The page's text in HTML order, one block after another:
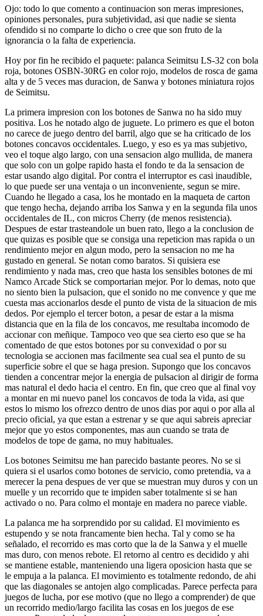
Ojo: todo lo que comento a continuacion son meras impresiones,
opiniones personales, pura subjetividad, asi que nadie se sienta
ofendido si no comparte lo dicho o cree que son fruto de la
ignorancia o la falta de experiencia.
Hoy por fin he recibido el paquete: palanca Seimitsu LS-32 con bola
roja, botones OSBN-30RG en color rojo, modelos de rosca de gama
alta y de 5 veces mas duracion, de Sanwa y botones miniatura rojos
de Seimitsu.
La primera impresion con los botones de Sanwa no ha sido muy
positiva. Los he notado algo de juguete. Lo primero es que el boton
no carece de juego dentro del barril, algo que se ha criticado de los
botones concavos occidentales. Luego, y eso es ya mas subjetivo,
veo el toque algo largo, con una sensacion algo mullida, de manera
que solo con un golpe rapido hasta el fondo te da la sensacion de
estar usando algo digital. Por contra el interruptor es casi inaudible,
lo que puede ser una ventaja o un inconveniente, segun se mire.
Cuando he llegado a casa, los he montado en la maqueta de carton
que tengo hecha, dejando arriba los Sanwa y en la segunda fila unos
occidentales de IL, con micros Cherry (de menos resistencia).
Despues de estar trasteandole un buen rato, llego a la conclusion de
que quizas es posible que se consiga una repeticion mas rapida o un
rendimiento mejor en algun modo, pero la sensacion no me ha
gustado en general. Se notan como baratos. Si quisiera ese
rendimiento y nada mas, creo que hasta los sensibles botones de mi
Namco Arcade Stick se comportarian mejor. Por lo demas, noto que
no siento bien la pulsacion, que el sonido no me convence y que me
cuesta mas accionarlos desde el punto de vista de la situacion de mis
dedos. Por ejemplo el tercer boton, a pesar de estar a la misma
distancia que en la fila de los concavos, me resultaba incomodo de
accionar con meñique. Tampoco veo que sea cierto eso que se ha
comentado de que estos botones por su convexidad o por su
tecnologia se accionen mas facilmente sea cual sea el punto de su
superficie sobre el que se haga presion. Supongo que los concavos
tienden a concentrar mejor la energia de pulsacion al dirigir de forma
mas natural el dedo hacia el centro. En fin, que creo que al final voy
a montar en mi nuevo panel los concavos de toda la vida, asi que
estos lo mismo los ofrezco dentro de unos dias por aqui o por alla al
precio oficial, ya que estan a estrenar y se que aqui sabreis apreciar
mejor que yo estos componentes, mas aun cuando se trata de
modelos de tope de gama, no muy habituales.
Los botones Seimitsu me han parecido bastante peores. No se si
quiera si el usarlos como botones de servicio, como pretendia, va a
merecer la pena despues de ver que se muestran muy duros y con un
muelle y un recorrido que te impiden saber totalmente si se han
activado o no. Para colmo el montaje en madera no parece viable.
La palanca me ha sorprendido por su calidad. El movimiento es
estupendo y se nota francamente bien hecha. Tal y como se ha
señalado, el recorrido es mas corto que la de la Sanwa y el muelle
mas duro, con menos rebote. El retorno al centro es decidido y ahi
se mantiene estable, manteniendo una ligera oposicion hasta que se
le empuja a la palanca. El movimiento es totalmente redondo, de ahi
que las diagonales se antojen algo complicadas. Parece perfecta para
juegos de lucha, por ese motivo (que no llego a comprender) de que
un recorrido medio/largo facilita las cosas en los juegos de ese